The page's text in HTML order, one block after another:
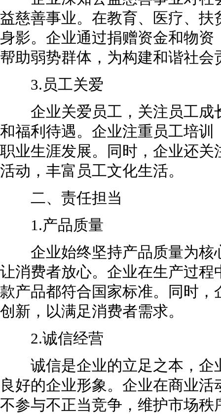
益慈善事业。在教育、医疗、
身影。企业通过捐赠资金和物
帮助弱势群体，为构建和谐社会
3.员工关爱
企业关爱员工，关注员工成
和福利待遇。企业注重员工培
职业生涯发展。同时，企业还
活动，丰富员工文化生活。
二、责任担当
1.产品质量
企业始终坚持产品质量为核
让消费者放心。企业在生产过
款产品都符合国家标准。同时
创新，以满足消费者需求。
2.诚信经营
诚信是企业的立足之本，企
良好的企业形象。企业在商业
不参与不正当竞争，维护市场